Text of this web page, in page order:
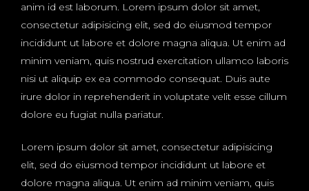
anim id est laborum. Lorem ipsum dolor sit amet,
consectetur adipisicing elit, sed do eiusmod tempor
incididunt ut labore et dolore magna aliqua. Ut enim ad
minim veniam, quis nostrud exercitation ullamco laboris
nisi ut aliquip ex ea commodo consequat. Duis aute
irure dolor in reprehenderit in voluptate velit esse cillum
dolore eu fugiat nulla pariatur.
Lorem ipsum dolor sit amet, consectetur adipisicing
elit, sed do eiusmod tempor incididunt ut labore et
dolore magna aliqua. Ut enim ad minim veniam, quis